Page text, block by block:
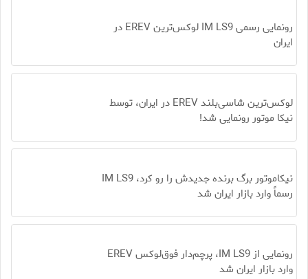
رونمایی رسمی IM LS9 لوکس‌ترین EREV در
ایران
لوکس‌ترین شاسی‌بلند EREV در ایران، توسط
نیکا موتور رونمایی شد!
نیکاموتور برگ برنده جدیدش را رو کرد، IM LS9
رسماً وارد بازار ایران شد
رونمایی از IM LS9، پرچم‌دار فوق‌لوکس EREV
وارد بازار ایران شد